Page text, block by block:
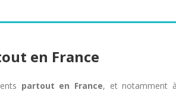
en France
partout en France, et notamment à